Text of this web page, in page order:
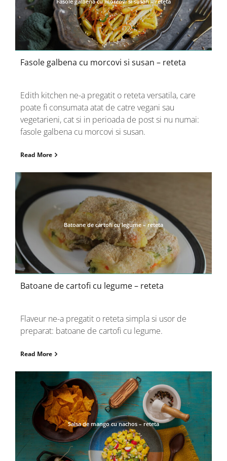
Fasole galbena cu morcovi si susan – reteta
Edith kitchen ne-a pregatit o reteta versatila, care
poate fi consumata atat de catre vegani sau
vegetarieni, cat si in perioada de post si nu numai:
fasole galbena cu morcovi si susan.
Read More
Batoane de cartofi cu legume – reteta
Batoane de cartofi cu legume – reteta
Flaveur ne-a pregatit o reteta simpla si usor de
preparat: batoane de cartofi cu legume.
Read More
Salsa de mango cu nachos – reteta